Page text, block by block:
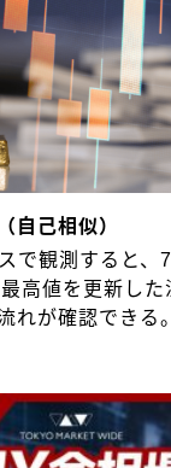
自己相似）
で観測すると、
高値を更新した
れが確認できる。